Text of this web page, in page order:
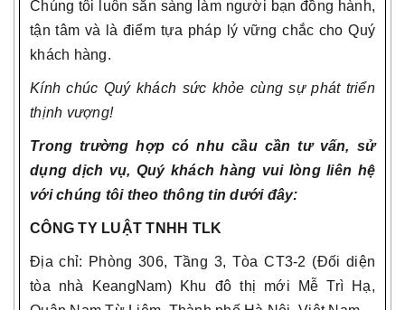
Chúng tôi luôn sẵn sàng làm người bạn đồng hành,
tận tâm và là điểm tựa pháp lý vững chắc cho Quý
khách hàng.
Kính chúc Quý khách sức khỏe cùng sự phát triển
thịnh vượng!
Trong trường hợp có nhu cầu cần tư vấn, sử
dụng dịch vụ, Quý khách hàng vui lòng liên hệ
với chúng tôi theo thông tin dưới đây:
CÔNG TY LUẬT TNHH TLK
Địa chỉ: Phòng 306, Tầng 3, Tòa CT3-2 (Đối diện
tòa nhà KeangNam) Khu đô thị mới Mễ Trì Hạ,